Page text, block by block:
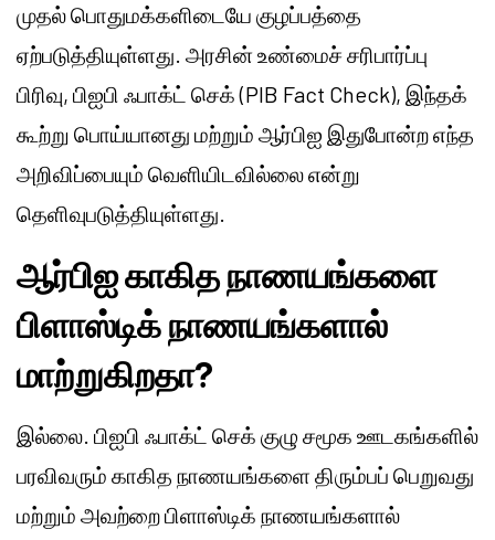
முதல் பொதுமக்களிடையே குழப்பத்தை
ஏற்படுத்தியுள்ளது. அரசின் உண்மைச் சரிபார்ப்பு
பிரிவு, பிஐபி ஃபாக்ட் செக் (PIB Fact Check), இந்தக்
கூற்று பொய்யானது மற்றும் ஆர்பிஐ இதுபோன்ற எந்த
அறிவிப்பையும் வெளியிடவில்லை என்று
தெளிவுபடுத்தியுள்ளது.
ஆர்பிஐ காகித நாணயங்களை
பிளாஸ்டிக் நாணயங்களால்
மாற்றுகிறதா?
இல்லை. பிஐபி ஃபாக்ட் செக் குழு சமூக ஊடகங்களில்
பரவிவரும் காகித நாணயங்களை திரும்பப் பெறுவது
மற்றும் அவற்றை பிளாஸ்டிக் நாணயங்களால்